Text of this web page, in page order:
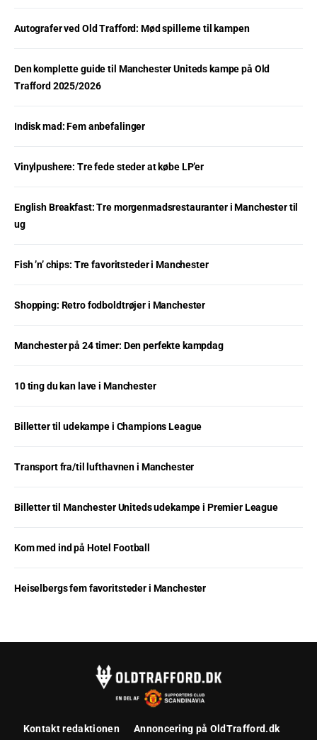
Autografer ved Old Trafford: Mød spillerne til kampen
Den komplette guide til Manchester Uniteds kampe på Old
Trafford 2025/2026
Indisk mad: Fem anbefalinger
Vinylpushere: Tre fede steder at købe LP’er
English Breakfast: Tre morgenmadsrestauranter i Manchester til
ug
Fish ’n’ chips: Tre favoritsteder i Manchester
Shopping: Retro fodboldtrøjer i Manchester
Manchester på 24 timer: Den perfekte kampdag
10 ting du kan lave i Manchester
Billetter til udekampe i Champions League
Transport fra/til lufthavnen i Manchester
Billetter til Manchester Uniteds udekampe i Premier League
Kom med ind på Hotel Football
Heiselbergs fem favoritsteder i Manchester
Kontakt redaktionen Annoncering på OldTrafford.dk